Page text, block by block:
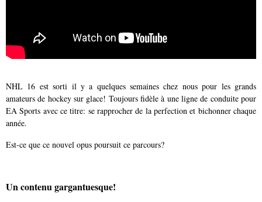
NHL 16 est sorti il y a quelques semaines chez nous pour les grands
amateurs de hockey sur glace! Toujours fidèle à une ligne de conduite pour
EA Sports avec ce titre: se rapprocher de la perfection et bichonner chaque
année.
Est-ce que ce nouvel opus poursuit ce parcours?
Un contenu gargantuesque!